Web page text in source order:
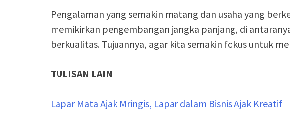
Pengalaman yang semakin matang dan usaha yang
memikirkan pengembangan jangka panjang, di
berkualitas. Tujuannya, agar kita semakin fokus untuk
TULISAN LAIN
Lapar Mata Ajak Mringis, Lapar dalam Bisnis Ajak Kreatif